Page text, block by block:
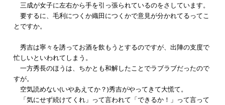
三成が女子に左右から手を引っ張られているのをさしています。
要するに、毛利につくか織田につくかで意見が分かれてるってこ
とですか。
秀吉は寧々を誘ってお酒を飲もうとするのですが、出陣の支度で
忙しいといわれてしまう。
一方秀長のほうは、ちかとも和解したことでラブラブだったので
すが。
空気読めない(いやあえてか？)秀吉がやってきて大慌て。
「気にせず続けてくれ」って言われて「できるか！」って言って